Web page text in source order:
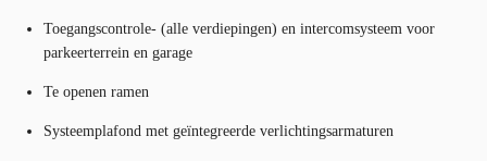
Toegangscontrole- (alle verdiepingen) en intercomsysteem voor
parkeerterrein en garage
Te openen ramen
Systeemplafond met geïntegreerde verlichtingsarmaturen